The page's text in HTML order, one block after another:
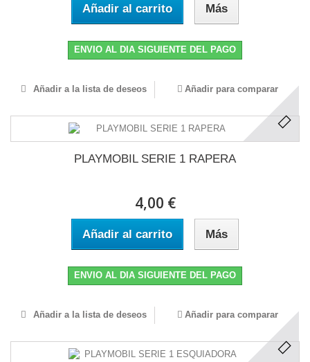
Añadir al carrito Más
ENVIO AL DIA SIGUIENTE DEL PAGO
Añadir a la lista de deseos Añadir para comparar
PLAYMOBIL SERIE 1 RAPERA
4,00 €
Añadir al carrito Más
ENVIO AL DIA SIGUIENTE DEL PAGO
Añadir a la lista de deseos Añadir para comparar